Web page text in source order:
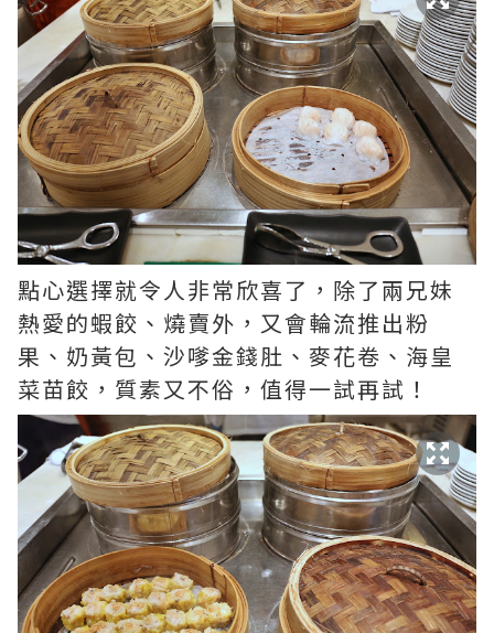
點心選擇就令人非常欣喜了，除了兩兄妹
熱愛的蝦餃、燒賣外，又會輪流推出粉
果、奶黃包、沙嗲金錢肚、麥花卷、海皇
菜苗餃，質素又不俗，值得一試再試！